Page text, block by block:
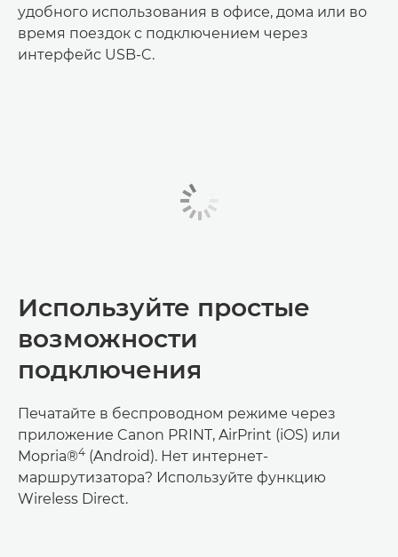
удобного использования в офисе, дома или во
время поездок с подключением через
интерфейс USB-C.
Используйте простые
возможности
подключения
Печатайте в беспроводном режиме через
приложение Canon PRINT, AirPrint (iOS) или
Mopria®4 (Android). Нет интернет-
маршрутизатора? Используйте функцию
Wireless Direct.